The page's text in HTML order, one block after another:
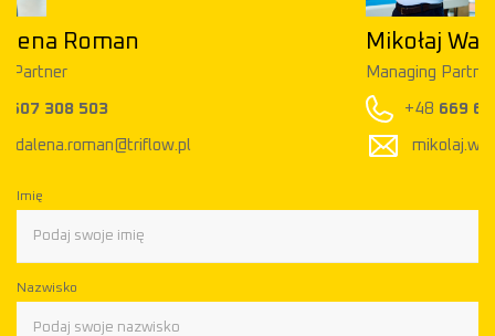
mikolaj.walkowski@triflow.pl
Imię
Nazwisko